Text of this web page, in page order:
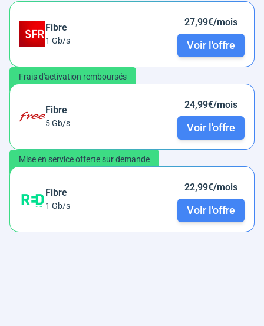
Fibre
1 Gb/s
27,99€/mois
Voir l'offre
Frais d'activation remboursés
Fibre
5 Gb/s
24,99€/mois
Voir l'offre
Mise en service offerte sur demande
Fibre
1 Gb/s
22,99€/mois
Voir l'offre